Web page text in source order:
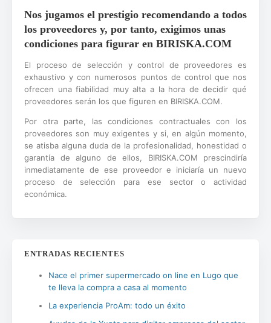
Nos jugamos el prestigio recomendando a todos
los proveedores y, por tanto, exigimos unas
condiciones para figurar en BIRISKA.COM
El proceso de selección y control de proveedores es
exhaustivo y con numerosos puntos de control que nos
ofrecen una fiabilidad muy alta a la hora de decidir qué
proveedores serán los que figuren en BIRISKA.COM.
Por otra parte, las condiciones contractuales con los
proveedores son muy exigentes y si, en algún momento,
se atisba alguna duda de la profesionalidad, honestidad o
garantía de alguno de ellos, BIRISKA.COM prescindiría
inmediatamente de ese proveedor e iniciaría un nuevo
proceso de selección para ese sector o actividad
económica.
ENTRADAS RECIENTES
Nace el primer supermercado on line en Lugo que
te lleva la compra a casa al momento
La experiencia ProAm: todo un éxito